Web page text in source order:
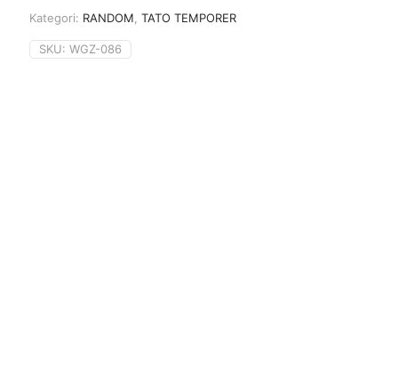
Kategori: RANDOM TATO TEMPORER
SKU: WGZ-086